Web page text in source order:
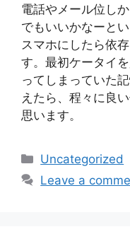
電話やメール位し
でもいいかなーと
スマホにしたら依
す。最初ケータイ
ってしまっていた
えたら、程々に良
思います。
Categories
Uncategorized
Leave a